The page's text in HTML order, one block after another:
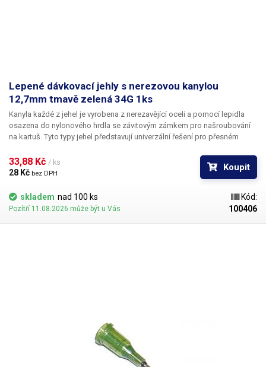
Lepené dávkovací jehly s nerezovou kanylou
12,7mm tmavě zelená 34G 1ks
Kanyla každé z jehel je vyrobena z nerezavějící oceli a pomocí lepidla
osazena do nylonového hrdla se závitovým zámkem pro našroubování
na kartuš. Tyto typy jehel představují univerzální řešení pro přesném
silikony, epoxidy, lepidla... Každá z jehel je vybavena dvojitým závitem a
zámkovým systémem ke spolehlivému a rychlému uchycení
33,88 Kč / ks
28 Kč bez DPH
Koupit
skladem nad 100 ks
Pozítří 11.08.2026 může být u Vás
Kód:
100406